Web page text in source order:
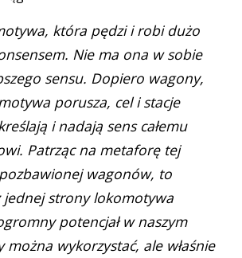
która pędzi i robi dużo
Nie ma ona w sobie
sensu. Dopiero wagony,
porusza, cel i stacje
i nadają sens całemu
Patrząc na metaforę tej
wagonów, to
jednej strony lokomotywa
potencjał w naszym
można wykorzystać, ale właśnie